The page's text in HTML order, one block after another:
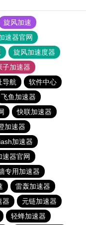
旋风加速
速器官网
旋风加速度器
子加速器
导航
软件中心
飞鱼加速器
快联加速器
加速器
加速器
速器官网
专用加速器
雷轰加速器
器
元链加速器
轻蜂加速器